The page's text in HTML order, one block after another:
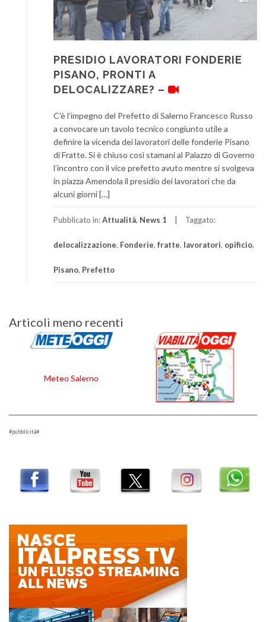
PRESIDIO LAVORATORI FONDERIE
PISANO, PRONTI A
DELOCALIZZARE? –
C’è l’impegno del Prefetto di Salerno Francesco Russo
a convocare un tavolo tecnico congiunto utile a
definire la vicenda dei lavoratori delle fonderie Pisano
di Fratte. Si è chiuso così stamani al Palazzo di Governo
l’incontro con il vice prefetto avuto mentre si svolgeva
in piazza Amendola il presidio dei lavoratori che da
alcuni giorni […]
Pubblicato in:Attualità, News 1 Taggato:
delocalizzazione, Fonderie, fratte, lavoratori, opificio,
Pisano, Prefetto
Navigazione
articoli
Articoli meno recenti
Meteo Salerno
#pubblicità#